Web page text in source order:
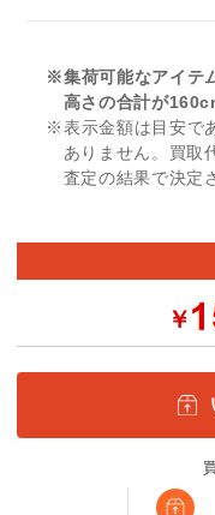
※集荷可能なアイテ
高さの合計が
※表示金額は目安で
ありません。買取
査定の結果で決定
￥